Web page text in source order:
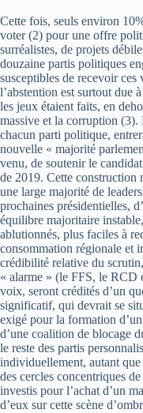
Cette fois, seuls environ
voter (2) pour une offre
surréalistes, de projets
douzaine partis politiques
susceptibles de recevoir
l’abstention est surtout due
les jeux étaient faits, en
massive et la corruption (3).
chacun parti politique,
nouvelle « majorité
venu, de soutenir le
de 2019. Cette construction
une large majorité de
prochaines présidentielles,
équilibre majoritaire
ablutionnés, plus faciles à
consommation régionale et
crédibilité relative du
« alarme » (le FFS, le RCD
voix, seront crédités d’un
significatif, qui devrait se
exigé pour la formation
d’une coalition de blocage
le reste des partis
individuellement, autant
des cercles concentriques
investis pour l’achat d’un
d’eux sur cette scène